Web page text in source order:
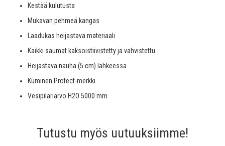
Kestää kulutusta
Mukavan pehmeä kangas
Laadukas heijastava materiaali
Kaikki saumat kaksoistiivistetty ja vahvistettu
Heijastava nauha (5 cm) lahkeessa
Kuminen Protect-merkki
Vesipilariarvo H2O 5000 mm
Tutustu myös uutuuksiimme!